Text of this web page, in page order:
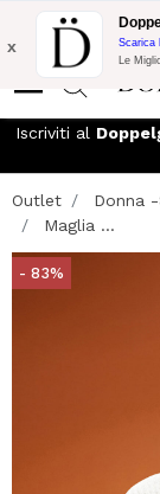
Promo Flash:
10%
x
Scarica
Le
Iscriviti al
Outlet Donna
Maglia ...
- 83%